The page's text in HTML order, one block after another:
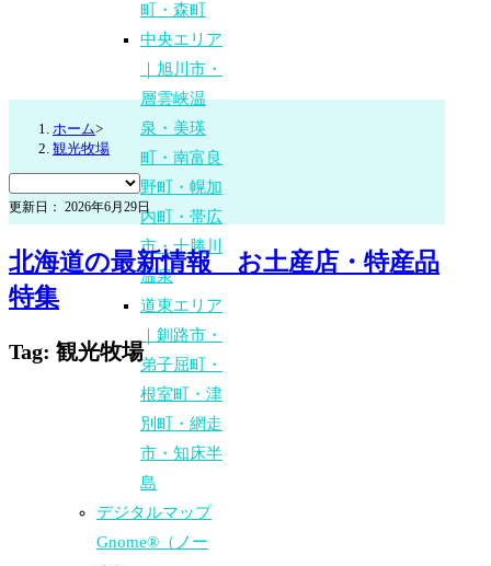
町・森町
中央エリア
｜旭川市・
層雲峡温
泉・美瑛
町・南富良
野町・幌加
内町・帯広
市・十勝川
温泉
道東エリア
｜釧路市・
弟子屈町・
根室町・津
別町・網走
市・知床半
島
デジタルマップ
Gnome®（ノー
ホーム>
観光牧場
更新日： 2026年6月29日
北海道の最新情報 お土産店・特産品
特集
Tag: 観光牧場